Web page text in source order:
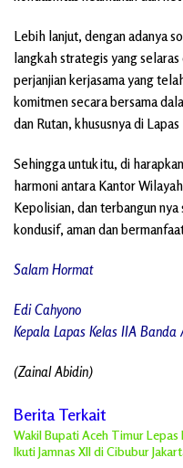
Lebih lanjut, dengan adanya
langkah strategis yang
perjanjian kerjasama yang
komitmen secara bersama
dan Rutan, khususnya di
Sehingga untuk itu, di
harmoni antara Kantor
Kepolisian, dan terbangun
kondusif, aman dan
Salam Hormat
Edi Cahyono
Kepala Lapas Kelas IIA Banda
(Zainal Abidin)
Berita Terkait
Wakil Bupati Aceh Timur
Ikuti Jamnas XII di Cibubur